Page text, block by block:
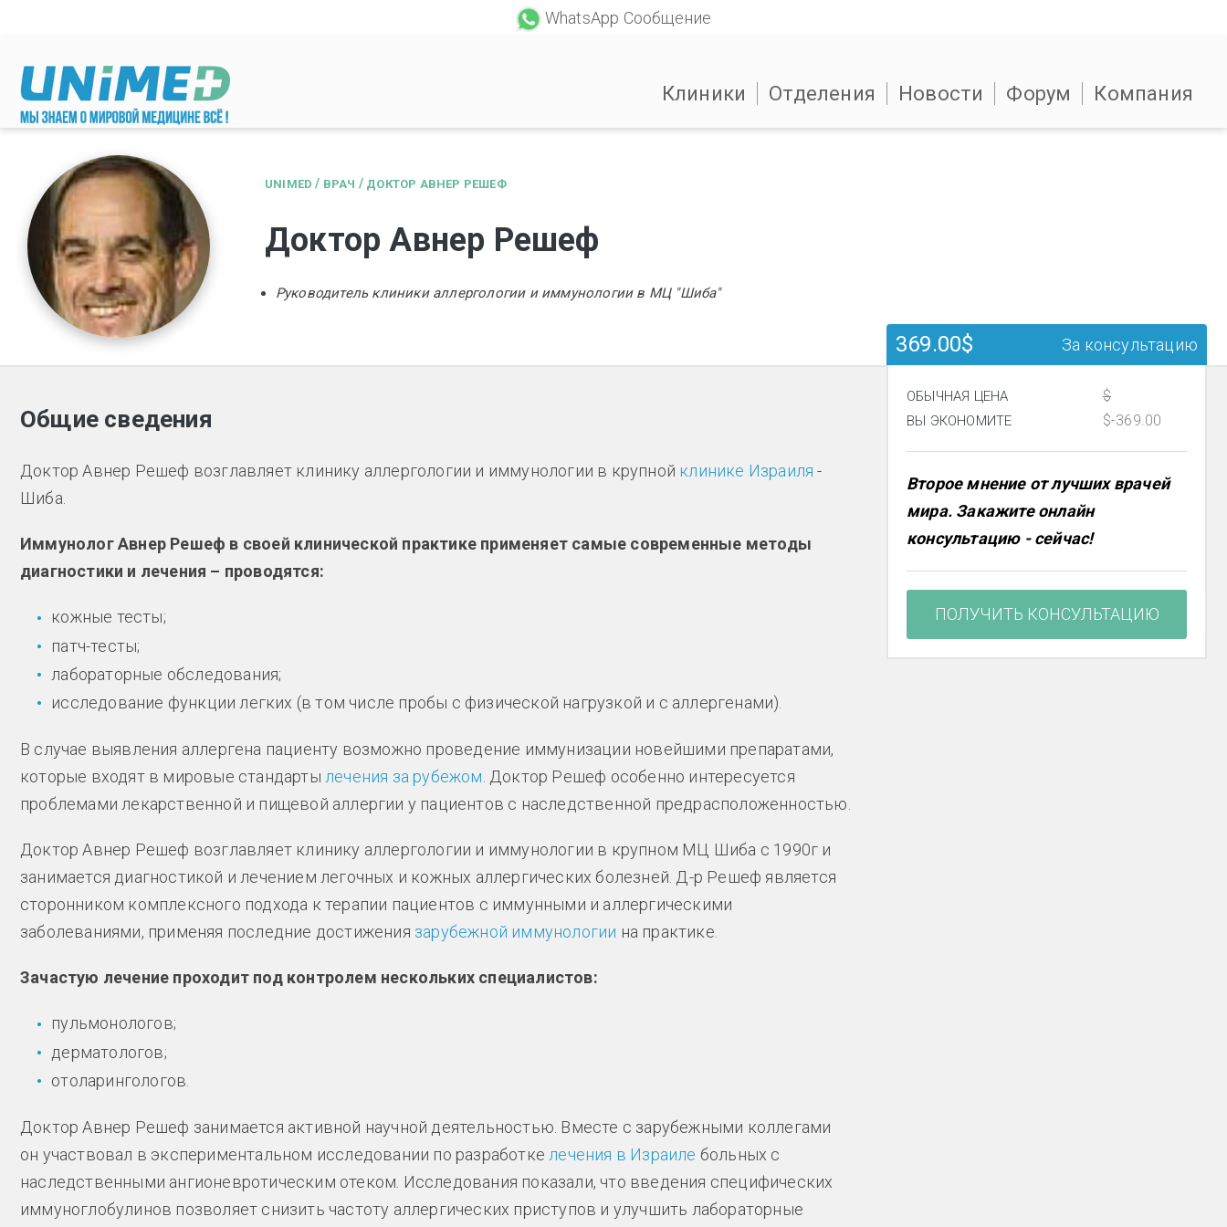
WhatsApp Сообщение
Клиники Отделения Новости Форум Компания
UNIMED / ВРАЧ / ДОКТОР АВНЕР РЕШЕФ
Доктор Авнер Решеф
Руководитель клиники аллергологии и иммунологии в МЦ "Шиба"
Общие сведения
Доктор Авнер Решеф возглавляет клинику аллергологии и иммунологии в крупной клинике Израиля -
Шиба.
Иммунолог Авнер Решеф в своей клинической практике применяет самые современные методы
диагностики и лечения – проводятся:
кожные тесты;
патч-тесты;
лабораторные обследования;
исследование функции легких (в том числе пробы с физической нагрузкой и с аллергенами).
В случае выявления аллергена пациенту возможно проведение иммунизации новейшими препаратами,
которые входят в мировые стандарты лечения за рубежом. Доктор Решеф особенно интересуется
проблемами лекарственной и пищевой аллергии у пациентов с наследственной предрасположенностью.
Доктор Авнер Решеф возглавляет клинику аллергологии и иммунологии в крупном МЦ Шиба с 1990г и
занимается диагностикой и лечением легочных и кожных аллергических болезней. Д-р Решеф является
сторонником комплексного подхода к терапии пациентов с иммунными и аллергическими
заболеваниями, применяя последние достижения зарубежной иммунологии на практике.
Зачастую лечение проходит под контролем нескольких специалистов:
пульмонологов;
дерматологов;
отоларингологов.
Доктор Авнер Решеф занимается активной научной деятельностью. Вместе с зарубежными коллегами
он участвовал в экспериментальном исследовании по разработке лечения в Израиле больных с
наследственными ангионевротическим отеком. Исследования показали, что введения специфических
иммуноглобулинов позволяет снизить частоту аллергических приступов и улучшить лабораторные
369.00$ За консультацию
ОБЫЧНАЯ ЦЕНА $
ВЫ ЭКОНОМИТЕ $-369.00
Второе мнение от лучших врачей
мира. Закажите онлайн
консультацию - сейчас!
ПОЛУЧИТЬ КОНСУЛЬТАЦИЮ